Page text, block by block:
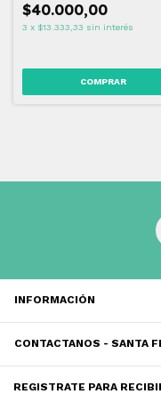
$40.000,00
3 x $13.333,33 sin interés
INFORMACIÓN
CONTACTANOS - SANTA
REGISTRATE PARA